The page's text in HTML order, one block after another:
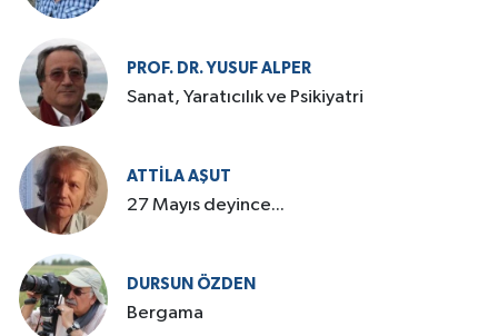
PROF. DR. YUSUF ALPER
Sanat, Yaratıcılık ve Psikiyatri
ATTILA AŞUT
27 Mayıs deyince...
DURSUN ÖZDEN
Bergama